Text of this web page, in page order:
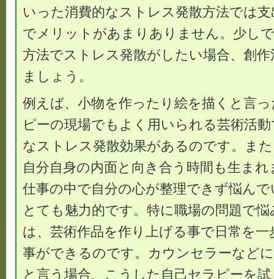
いった消費的なストレス発散方法では
でメリットがあまりありません。少し
方法でストレス発散がしたい場合、創
ましょう。
例えば、小物を作ったり絵を描くと言
ピーの現場でもよく用いられる芸術活
なストレス発散効果があるのです。ま
自分自身の内面と向き合う時間も生ま
仕事の中で自分の心が整理できず悩ん
とても魅力的です。特に職場の問題で
は、芸術作品を作り上げる事で日常を
事ができるのです。カウンセラーなど
と言う場合、こうした自己セラピーを